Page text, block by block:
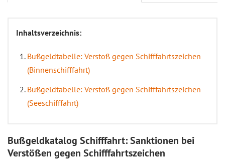
Inhaltsverzeichnis:
Bußgeldtabelle: Verstoß gegen Schifffahrtszeichen
(Binnenschifffahrt)
Bußgeldtabelle: Verstoß gegen Schifffahrtszeichen
(Seeschifffahrt)
Bußgeldkatalog Schifffahrt: Sanktionen bei
Verstößen gegen Schifffahrtszeichen